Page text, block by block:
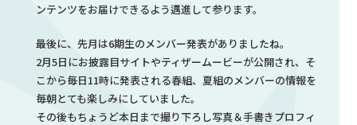
ンテンツをお届けできるよう邁進して参ります。
最後に、先月は6期生のメンバー発表がありましたね。
2月5日にお披露目サイトやティザームービーが公開され、そ
こから毎日11時に発表される春組、夏組のメンバーの情報を
毎朝とても楽しみにしていました。
その後もちょうど本日まで撮り下ろし写真＆手書きプロフィ